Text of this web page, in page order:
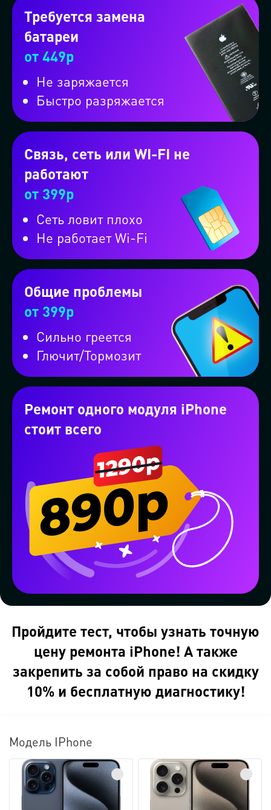
Или вызовите машину через
мессенджер
Проконсультируем бесплатно в
Проконсультируем бесплатно в
ВКонтакте
Проконсультируем бесплатно в
WhatsApp
Проконсультируем бесплатно в
Telegram
Требуется замена
батареи
от 449р
Не заряжается
Быстро разряжается
Связь, сеть или WI-FI не
работают
от 399р
Сеть ловит плохо
Не работает Wi-Fi
Общие проблемы
от 399р
Сильно греется
Глючит/Тормозит
Ремонт одного модуля iPhone
стоит всего
Пройдите тест, чтобы узнать точную
цену ремонта iPhone! А также
закрепить за собой право на скидку
10% и бесплатную диагностику!
Модель IPhone